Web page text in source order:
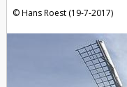
Hans Roest (19-7-2017)